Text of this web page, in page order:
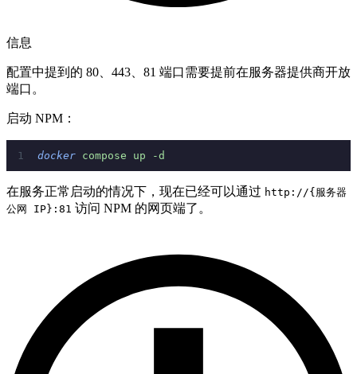
信息
配置中提到的 80、443、81 端口需要提前在服务器提供商开放
端口。
启动 NPM：
docker compose up -d
在服务正常启动的情况下，现在已经可以通过 http://{服务器
公网 IP}:81 访问 NPM 的网页端了。